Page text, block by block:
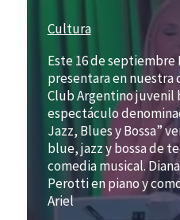
Cultura
Este 16 de septiembre
presentara en nuestra
Club Argentino juvenil
espectáculo
Jazz, Blues y Bossa”
blue, jazz y bossa de
comedia musical.
Perotti en piano y
Ariel